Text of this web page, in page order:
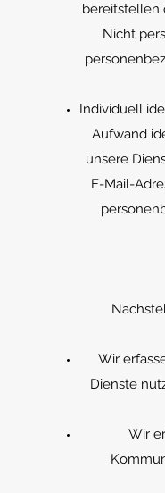
bereitstellen
Nicht
Individuell
Aufwand
unsere
E-Mail-
Wir
Dienste
Wir